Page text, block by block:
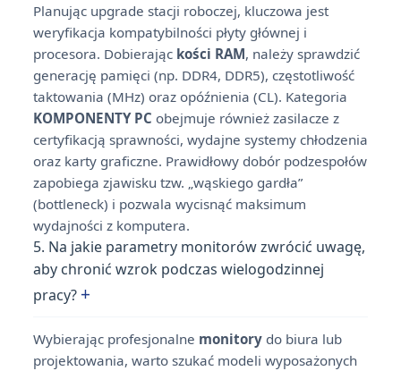
Planując upgrade stacji roboczej, kluczowa jest
weryfikacja kompatybilności płyty głównej i
procesora. Dobierając kości RAM, należy sprawdzić
generację pamięci (np. DDR4, DDR5), częstotliwość
taktowania (MHz) oraz opóźnienia (CL). Kategoria
KOMPONENTY PC obejmuje również zasilacze z
certyfikacją sprawności, wydajne systemy chłodzenia
oraz karty graficzne. Prawidłowy dobór podzespołów
zapobiega zjawisku tzw. „wąskiego gardła”
(bottleneck) i pozwala wycisnąć maksimum
wydajności z komputera.
5. Na jakie parametry monitorów zwrócić uwagę,
aby chronić wzrok podczas wielogodzinnej
pracy? +
Wybierając profesjonalne monitory do biura lub
projektowania, warto szukać modeli wyposażonych